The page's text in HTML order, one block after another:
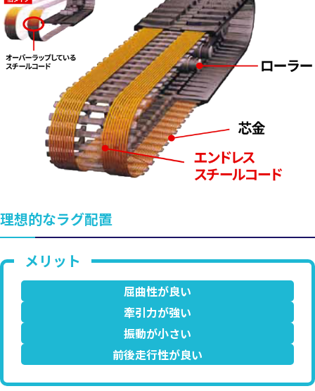
理想的なラグ配置
屈曲性が良い
牽引力が強い
振動が小さい
前後走行性が良い